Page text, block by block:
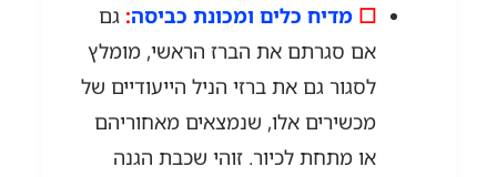
☐ מדיח כלים ומכונת כביסה: גם
אם סגרתם את הברז הראשי, מומלץ
לסגור גם את ברזי הניל הייעודיים של
מכשירים אלו, שנמצאים מאחוריהם
או מתחת לכיור. זוהי שכבת הגנה